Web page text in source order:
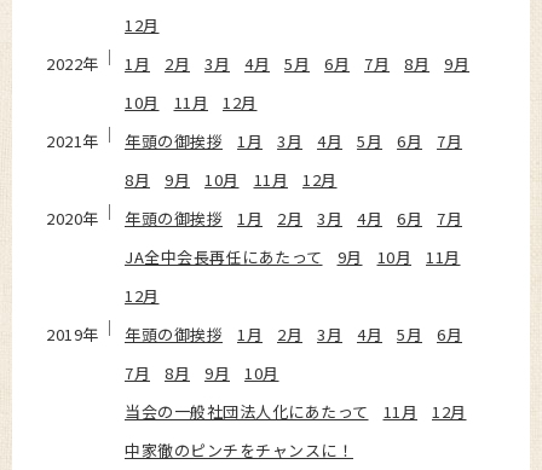
12月
2022年
1月 2月 3月 4月 5月 6月 7月 8月
9月
10月
11月
12月
2021年
年頭の御挨拶 1月 3月 4月 5月 6月
7月
8月
9月 10月 11月
12月
2020年
年頭の御挨拶 1月 2月 3月 4月 6月
7月
JA全中会長再任にあたって
9月 10月
11月
12月
2019年
年頭の御挨拶 1月 2月 3月 4月 5月
6月
7月
8月 9月
10月
当会の一般社団法人化にあたって
11月
12月
中家徹のピンチをチャンスに！